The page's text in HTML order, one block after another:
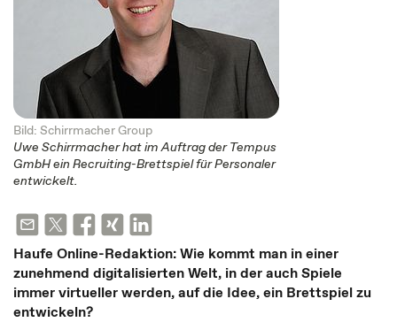
Bild: Schirrmacher Group
Uwe Schirrmacher hat im Auftrag der Tempus
GmbH ein Recruiting-Brettspiel für Personaler
entwickelt.
Haufe Online-Redaktion: Wie kommt man in einer
zunehmend digitalisierten Welt, in der auch Spiele
immer virtueller werden, auf die Idee, ein Brettspiel zu
entwickeln?